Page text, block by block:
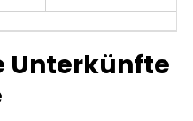
Unterkünfte